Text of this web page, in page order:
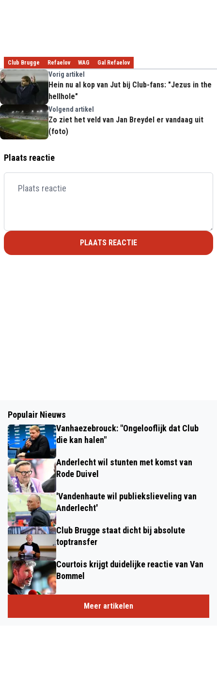
Club Brugge Refaelov WAG Gal Refaelov
Vorig artikel
Hein nu al kop van Jut bij Club-fans: "Jezus in the
hellhole"
Volgend artikel
Zo ziet het veld van Jan Breydel er vandaag uit
(foto)
Plaats reactie
PLAATS REACTIE
Populair Nieuws
Vanhaezebrouck: "Ongelooflijk dat Club
die kan halen"
Anderlecht wil stunten met komst van
Rode Duivel
'Vandenhaute wil publiekslieveling van
Anderlecht'
Club Brugge staat dicht bij absolute
toptransfer
Courtois krijgt duidelijke reactie van Van
Bommel
Meer artikelen